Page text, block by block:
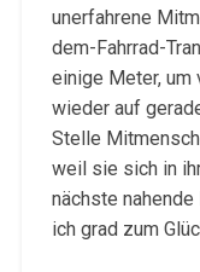
unerfahrene
dem-Fahrrad-
einige Meter, um
wieder auf
Stelle
weil sie sich in
nächste
ich grad zum